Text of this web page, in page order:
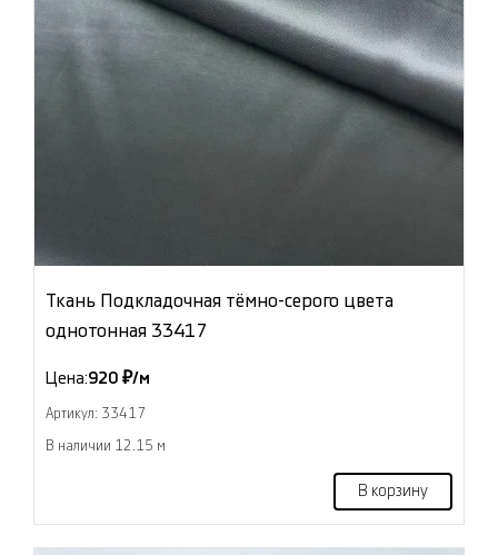
Ткань Подкладочная тёмно-серого цвета
однотонная 33417
Цена:920 ₽/м
Артикул: 33417
В наличии 12.15 м
В корзину